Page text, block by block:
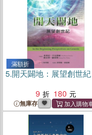
滿額折
5.開天闢地：展望創世紀
9
180
無庫存